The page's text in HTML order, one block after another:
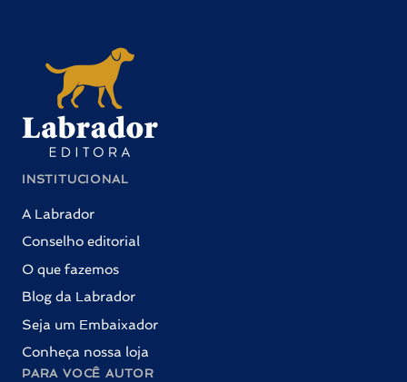
INSTITUCIONAL
A Labrador
Conselho editorial
O que fazemos
Blog da Labrador
Seja um Embaixador
Conheça nossa loja
PARA VOCÊ AUTOR